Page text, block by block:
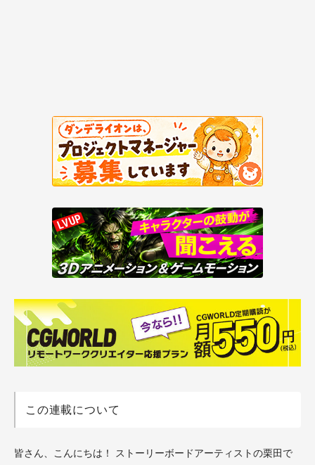
この連載について
皆さん、こんにちは！ ストーリーボードアーティストの栗田で